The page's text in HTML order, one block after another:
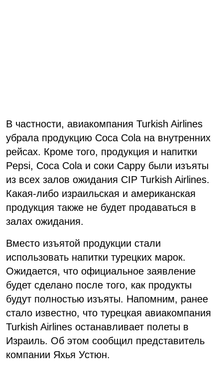
В частности, авиакомпания Turkish Airlines
убрала продукцию Coca Cola на внутренних
рейсах. Кроме того, продукция и напитки
Pepsi, Coca Cola и соки Cappy были изъяты
из всех залов ожидания CIP Turkish Airlines.
Какая-либо израильская и американская
продукция также не будет продаваться в
залах ожидания.
Вместо изъятой продукции стали
использовать напитки турецких марок.
Ожидается, что официальное заявление
будет сделано после того, как продукты
будут полностью изъяты. Напомним, ранее
стало известно, что турецкая авиакомпания
Turkish Airlines останавливает полеты в
Израиль. Об этом сообщил представитель
компании Яхья Устюн.